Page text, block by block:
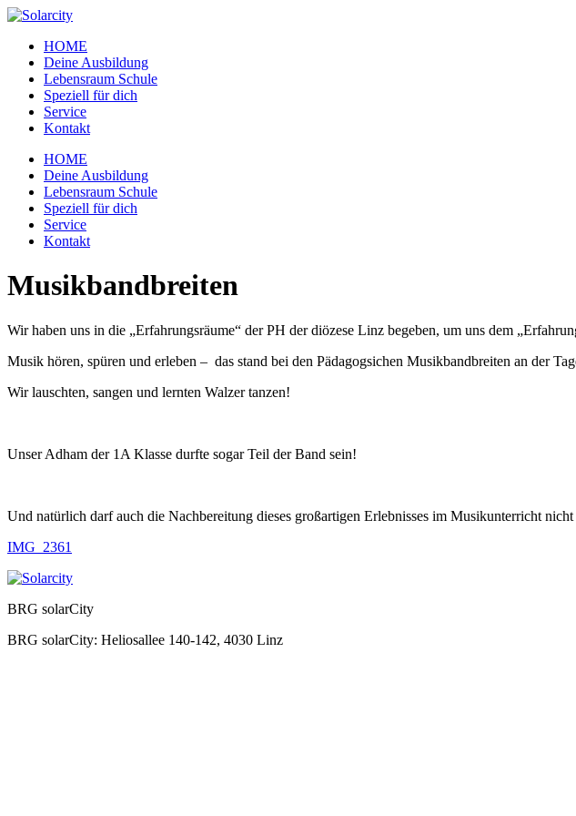
Zum
wechselnHOME
Deine Ausbildung
Lebensraum Schule
Speziell für dich
Service
Kontakt
Menü
HOME
Deine Ausbildung
Lebensraum Schule
Speziell für dich
Service
Kontakt
Musikbandbreiten
Wir haben uns in die „Erfahrungsräume“ der PH der diözese Linz begeben, um uns dem
Musik hören, spüren und erleben – das stand bei den Pädagogsichen Musikbandbreiten an der
Wir lauschten, sangen und lernten Walzer tanzen!
Unser Adham der 1A Klasse durfte sogar Teil der Band sein!
Und natürlich darf auch die Nachbereitung dieses großartigen Erlebnisses im Musikunterricht
IMG_2361
BRG solarCity
BRG solarCity: Heliosallee 140-142, 4030 Linz